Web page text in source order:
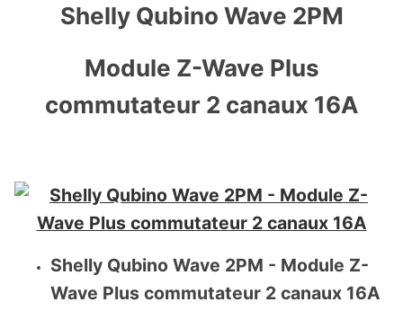
Shelly Qubino Wave 2PM
Module Z-Wave Plus
commutateur 2 canaux 16A
Shelly Qubino Wave 2PM - Module Z-
Wave Plus commutateur 2 canaux 16A